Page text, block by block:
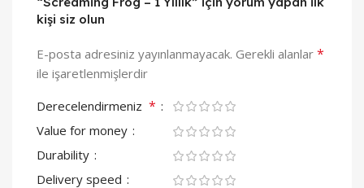
kişi siz olun
E-posta adresiniz yayınlanmayacak. Gerekli alanlar *
ile işaretlenmişlerdir
Derecelendirmeniz *
Value for money
Durability
Delivery speed